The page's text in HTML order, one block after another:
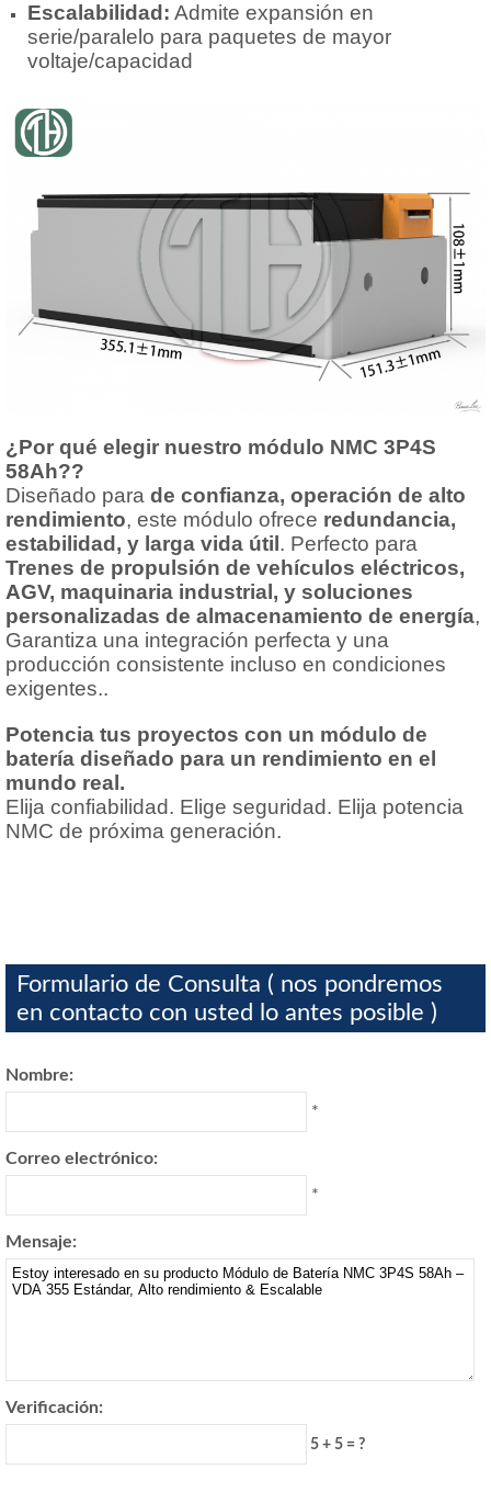
Escalabilidad: Admite expansión en
serie/paralelo para paquetes de mayor
voltaje/capacidad
¿Por qué elegir nuestro módulo NMC 3P4S
58Ah??
Diseñado para de confianza, operación de alto
rendimiento, este módulo ofrece redundancia,
estabilidad, y larga vida útil. Perfecto para
Trenes de propulsión de vehículos eléctricos,
AGV, maquinaria industrial, y soluciones
personalizadas de almacenamiento de energía,
Garantiza una integración perfecta y una
producción consistente incluso en condiciones
exigentes..
Potencia tus proyectos con un módulo de
batería diseñado para un rendimiento en el
mundo real.
Elija confiabilidad. Elige seguridad. Elija potencia
NMC de próxima generación.
Formulario de Consulta ( nos pondremos
en contacto con usted lo antes posible )
Nombre:
*
Correo electrónico:
*
Mensaje:
Verificación:
5 + 5 = ?